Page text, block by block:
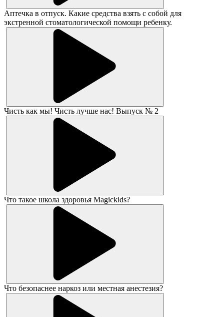
Аптечка в отпуск. Какие средства взять с собой для
экстренной стоматологической помощи ребенку.
Чисть как мы! Чисть лучше нас! Выпуск № 2
Что такое школа здоровья Magickids?
Что безопаснее наркоз или местная анестезия?